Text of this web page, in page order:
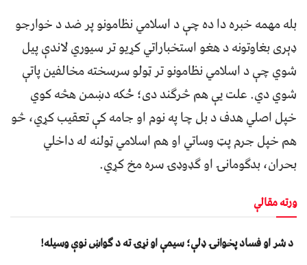
بله مهمه خبره دا ده چې د اسلامي نظامونو پر ضد د خوارجو
ډېری بغاوتونه د هغو استخباراتي کړيو تر سيوري لاندې پيل
شوي چې د اسلامي نظامونو تر ټولو سرسخته مخالفين پاتې
شوي دي. علت يې هم څرګند دی؛ ځکه دښمن هڅه کوي
خپل اصلي هدف د بل چا په نوم او جامه کې تعقيب کړي، څو
هم خپل جرم پټ وساتي او هم اسلامي ټولنه له داخلي
بحران، بدګومانۍ او ګډوډۍ سره مخ کړي.
ورته مقالې
د شر او فساد پخوانۍ ډلې؛ سیمې او نړۍ ته د ګواښ نوې وسیله!